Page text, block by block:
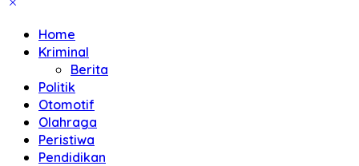
Home
Kriminal
Berita
Politik
Otomotif
Olahraga
Peristiwa
Pendidikan